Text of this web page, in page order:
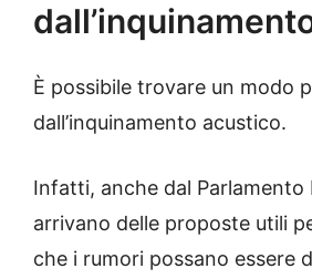
È possibile trovare un modo
dall’inquinamento acustico.
Infatti, anche dal Parlamento
arrivano delle proposte utili
che i rumori possano essere